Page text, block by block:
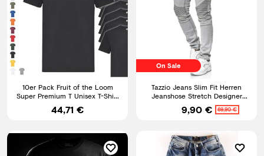
10er Pack Fruit of the Loom
Super Premium T Unisex T-Shirt
schwere Qualität NEU
44,71 €
On Sale
Tazzio Jeans Slim Fit Herren
Jeanshose Stretch Designer
Hose Denim Biker Style
9,90 € 69,90 €